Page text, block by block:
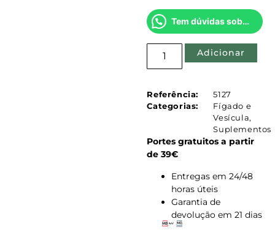
Tem dúvidas sobre este produto?
Adicionar
Referência:
5127
Categorias:
Fígado e
Vesícula,
Suplementos
Portes gratuitos a partir
de 39€
Entregas em 24/48
horas úteis
Garantia de
devolução em 21 dias